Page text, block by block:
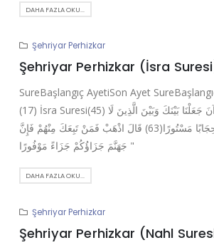
DAHA FAZLA OKU...
Şehriyar Perhizkar
Şehriyar Perhizkar (İsra
SureBaşlangıç AyetiSon Ayet
(17) İsra Suresi(45) وَإِذَا قَرَأْتَ الْقُرْآنَ جَعَلْنَا بَيْنَكَ وَبَيْنَ الَّذِينَ لَا
يُؤْمِنُونَ بِالْآخِرَةِ حِجَابًا مَسْتُورًا(63) قَالَ اذْهَبْ فَمَنْ تَبِعَكَ مِنْهُمْ فَإِنَّ
جَهَنَّمَ جَزَاؤُكُمْ جَزَاءً مَوْفُورًا "
DAHA FAZLA OKU...
Şehriyar Perhizkar
Şehriyar Perhizkar (Nahl